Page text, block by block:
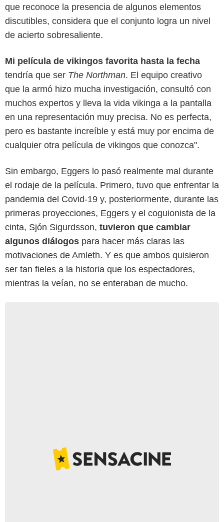
que reconoce la presencia de algunos elementos
discutibles, considera que el conjunto logra un nivel
de acierto sobresaliente.
Mi película de vikingos favorita hasta la fecha
tendría que ser The Northman. El equipo creativo
que la armó hizo mucha investigación, consultó con
muchos expertos y lleva la vida vikinga a la pantalla
en una representación muy precisa. No es perfecta,
pero es bastante increíble y está muy por encima de
cualquier otra película de vikingos que conozca".
Sin embargo, Eggers lo pasó realmente mal durante
el rodaje de la película. Primero, tuvo que enfrentar la
pandemia del Covid-19 y, posteriormente, durante las
primeras proyecciones, Eggers y el coguionista de la
cinta, Sjón Sigurdsson, tuvieron que cambiar
algunos diálogos para hacer más claras las
motivaciones de Amleth. Y es que ambos quisieron
ser tan fieles a la historia que los espectadores,
mientras la veían, no se enteraban de mucho.